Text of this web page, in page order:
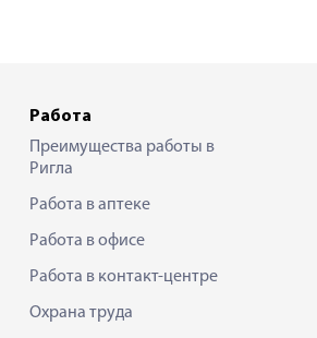
Работа
Преимущества работы в
Ригла
Работа в аптеке
Работа в офисе
Работа в контакт-центре
Охрана труда